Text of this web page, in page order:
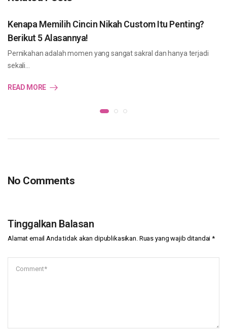
Kenapa Memilih Cincin Nikah Custom Itu Penting?
Berikut 5 Alasannya!
Pernikahan adalah momen yang sangat sakral dan hanya terjadi
sekali…
READ MORE
No Comments
Tinggalkan Balasan
Alamat email Anda tidak akan dipublikasikan. Ruas yang wajib ditandai*